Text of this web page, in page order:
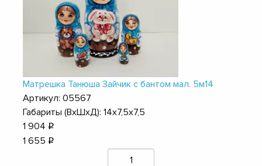
Матрешка Танюша Зайчик с бантом мал. 5м14
Артикул: 05567
Габариты (ВхШхД): 14х7,5х7,5
1 904 q
1 655 q